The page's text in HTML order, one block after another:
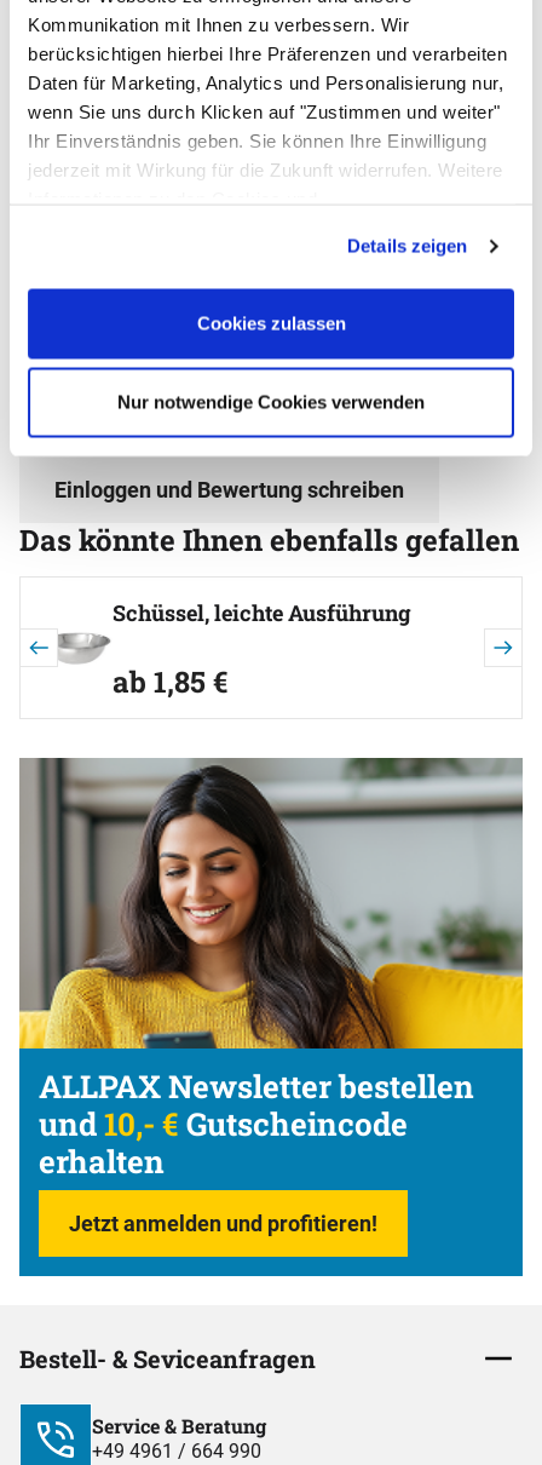
Kommunikation mit Ihnen zu verbessern. Wir
berücksichtigen hierbei Ihre Präferenzen und verarbeiten
Daten für Marketing, Analytics und Personalisierung nur,
wenn Sie uns durch Klicken auf "Zustimmen und weiter"
Ihr Einverständnis geben. Sie können Ihre Einwilligung
jederzeit mit Wirkung für die Zukunft widerrufen. Weitere
Details zeigen
Cookies zulassen
Nur notwendige Cookies verwenden
diesem Artikel und helfen Sie anderen bei deren
Kaufentscheidung
Salat Schüssel
Einloggen und Bewertung schreiben
Das könnte Ihnen ebenfalls gefallen
Artikel überspringen
Schüssel, leichte Ausführung
ab:
ab 1,85€
ALLPAX Newsletter bestellen
und10,- € Gutscheincode
erhalten
Jetzt anmelden und profitieren!
Bestell- & Seviceanfragen
Service & Beratung
+49 4961 / 664 990